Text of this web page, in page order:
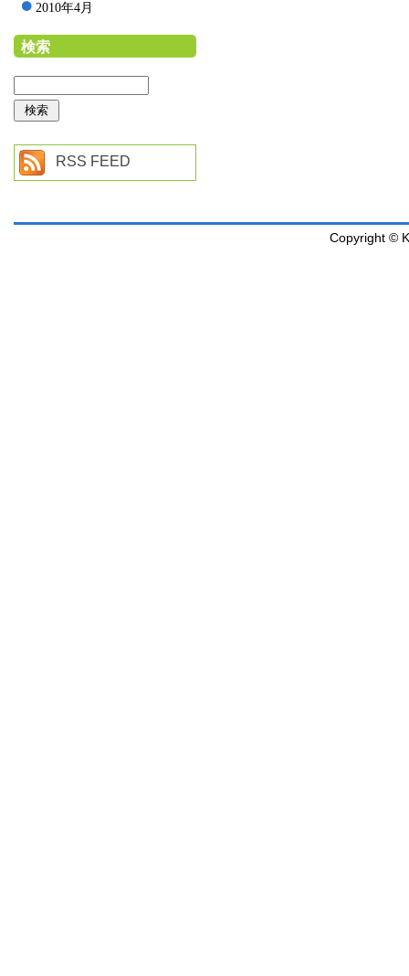
2010年4月
検索
RSS FEED
Copyright ©